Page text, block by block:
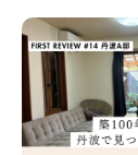
鶴若狭道 約60
氷上IC →（一般道 約
（京都縦貫道
⸻ ▼神戸市（三ノ宮）から →（阪神高速・中国道 約60〜7
0分）→ 春日